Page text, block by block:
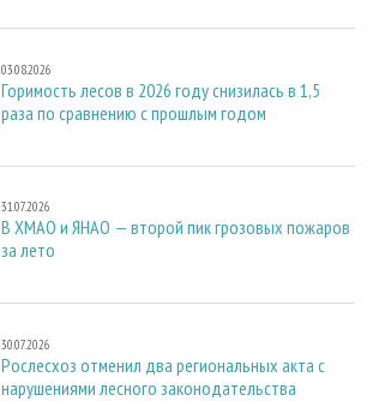
03.08.2026
Горимость лесов в 2026 году снизилась в 1,5
раза по сравнению с прошлым годом
31.07.2026
В ХМАО и ЯНАО — второй пик грозовых пожаров
за лето
30.07.2026
Рослесхоз отменил два региональных акта с
нарушениями лесного законодательства